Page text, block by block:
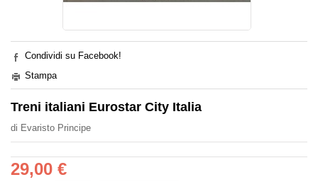
Condividi su Facebook!
Stampa
Treni italiani Eurostar City Italia
di Evaristo Principe
29,00 €